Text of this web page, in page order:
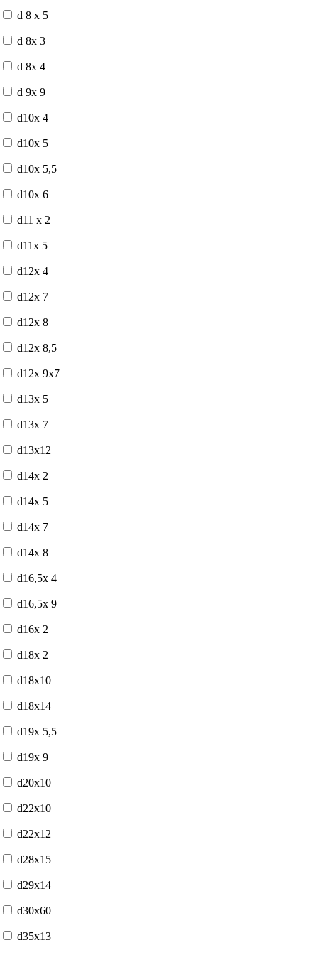
d 8 x 5
d 8x 3
d 8x 4
d 9x 9
d10x 4
d10x 5
d10x 5,5
d10x 6
d11 x 2
d11x 5
d12x 4
d12x 7
d12x 8
d12x 8,5
d12x 9x7
d13x 5
d13x 7
d13x12
d14x 2
d14x 5
d14x 7
d14x 8
d16,5x 4
d16,5x 9
d16x 2
d18x 2
d18x10
d18x14
d19x 5,5
d19x 9
d20x10
d22x10
d22x12
d28x15
d29x14
d30x60
d35x13